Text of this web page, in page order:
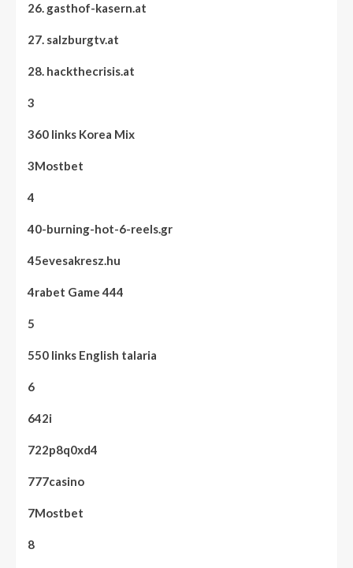
26. gasthof-kasern.at
27. salzburgtv.at
28. hackthecrisis.at
3
360 links Korea Mix
3Mostbet
4
40-burning-hot-6-reels.gr
45evesakresz.hu
4rabet Game 444
5
550 links English talaria
6
642i
722p8q0xd4
777casino
7Mostbet
8